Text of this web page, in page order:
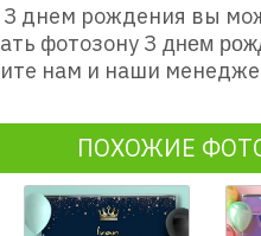
З днем рождения вы
фотозону З днем
нам и наши
ПОХОЖИЕ